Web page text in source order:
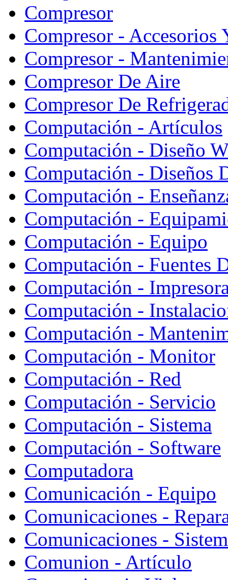
Compresor
Compresor - Accesorios
Compresor -
Compresor De Aire
Compresor De
Computación - Artículos
Computación - Diseño
Computación - Diseños
Computación -
Computación -
Computación - Equipo
Computación - Fuentes
Computación -
Computación -
Computación -
Computación - Monitor
Computación - Red
Computación - Servicio
Computación - Sistema
Computación - Software
Computadora
Comunicación - Equipo
Comunicaciones -
Comunicaciones -
Comunion - Artículo